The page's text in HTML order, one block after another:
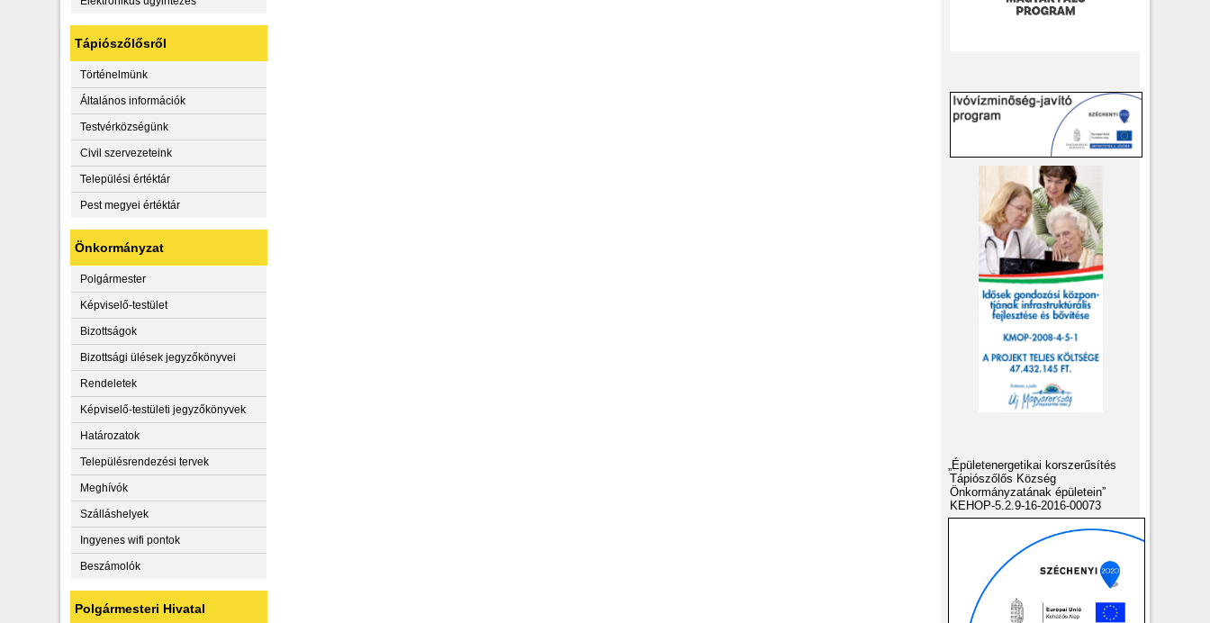
Tápiószőlősről
Történelmünk
Általános információk
Testvérközségünk
Civil szervezeteink
Települési értéktár
Pest megyei értéktár
Önkormányzat
Polgármester
Képviselő-testület
Bizottságok
Bizottsági ülések jegyzőkönyvei
Rendeletek
Képviselő-testületi jegyzőkönyvek
Határozatok
Településrendezési tervek
Meghívók
Szálláshelyek
Ingyenes wifi pontok
Beszámolók
Polgármesteri Hivatal
„Épületenergetikai korszerűsítés
Tápiószőlős Község
Önkormányzatának épületein”
KEHOP-5.2.9-16-2016-00073